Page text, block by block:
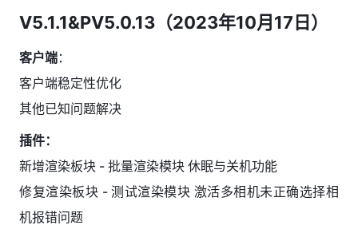
V5.1.1&PV5.0.13（2023年10月17日）
客户端：
客户端稳定性优化
其他已知问题解决
插件：
新增渲染板块 - 批量渲染模块 休眠与关机功能
修复渲染板块 - 测试渲染模块 激活多相机未正确选择相
机报错问题